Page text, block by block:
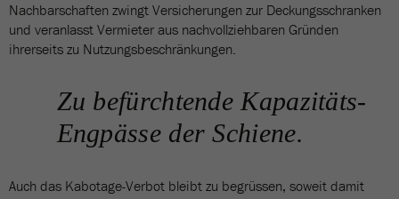
Nachbarschaften zwingt Versicherungen zur Deckungsschranken
und veranlasst Vermieter aus nachvollziehbaren Gründen
ihrerseits zu Nutzungsbeschränkungen.
Zu befürchtende Kapazitäts-
Engpässe der Schiene.
Auch das Kabotage-Verbot bleibt zu begrüssen, soweit damit